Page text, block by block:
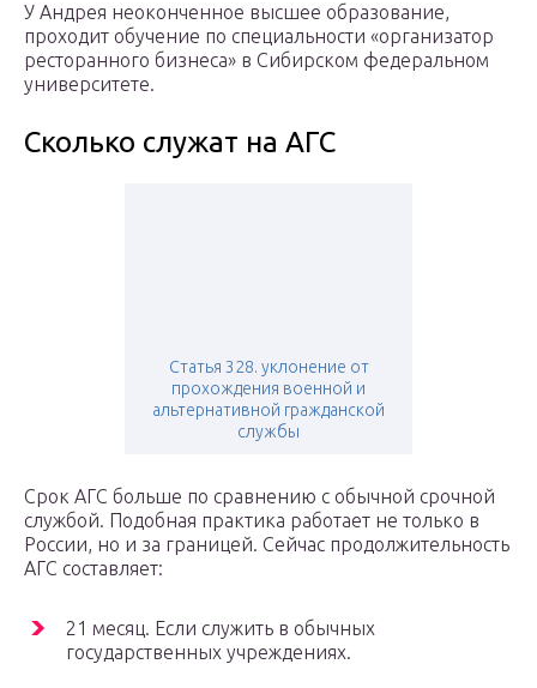
У Андрея неоконченное высшее образование,
проходит обучение по специальности «организатор
ресторанного бизнеса» в Сибирском федеральном
университете.
Сколько служат на АГС
Статья 328. уклонение от
прохождения военной и
альтернативной гражданской
службы
Срок АГС больше по сравнению с обычной срочной
службой. Подобная практика работает не только в
России, но и за границей. Сейчас продолжительность
АГС составляет:
21 месяц. Если служить в обычных
государственных учреждениях.